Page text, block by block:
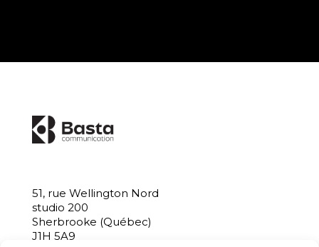
51, rue Wellington Nord
studio 200
Sherbrooke (Québec)
J1H 5A9